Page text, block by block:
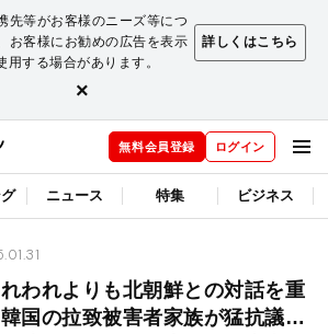
先等がお客様のニーズ等につ
お客様にお勧めの広告を表示
する場合があります。
詳しくはこちら
×
無料会員登録 ログイン
ニュース 特集 ビジネス
れわれよりも北朝鮮との対話を重
国の拉致被害者家族が猛抗議…